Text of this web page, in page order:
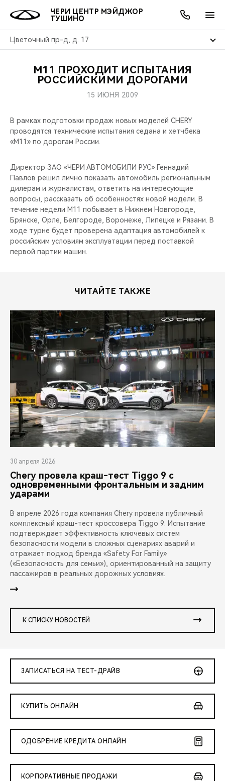
ЧЕРИ ЦЕНТР МЭЙДЖОР
ТУШИНО
Цветочный пр-д, д. 17
МОДЕЛИ
КРОССОВЕРЫ
НОВИНКИ
ПОКУПАТЕЛЯМ
КРЕДИТ И СТРАХОВАНИЕ
ВЛАДЕЛЬЦАМ
ЗАПЧАСТИ И АКСЕССУАРЫ
CHERY CONNECT
МИР CHERY
О БРЕНДЕ
ЛЮДИ CHERY
БЛАГОТВОРИТЕЛЬНОСТЬ
CHERY REMOTE
CHERY И СПОРТ
CHERY ДЛЯ ДЕТЕЙ
АКЦИИ
ОНЛАЙН СЕРВИСЫ
КРЕДИТ
О КОМПАНИИ
МЫ В СОЦСЕТЯХ
М11 ПРОХОДИТ ИСПЫТАНИЯ
РОССИЙСКИМИ ДОРОГАМИ
15 ИЮНЯ 2009
В рамках подготовки продаж новых моделей CHERY
проводятся технические испытания седана и хетчбека
«М11» по дорогам России.
Директор ЗАО «ЧЕРИ АВТОМОБИЛИ РУС» Геннадий
Павлов решил лично показать автомобиль региональным
дилерам и журналистам, ответить на интересующие
вопросы, рассказать об особенностях новой модели. В
течение недели М11 побывает в Нижнем Новгороде,
Брянске, Орле, Белгороде, Воронеже, Липецке и Рязани. В
ходе турне будет проверена адаптация автомобилей к
российским условиям эксплуатации перед поставкой
первой партии машин.
ЧИТАЙТЕ ТАКЖЕ
30 апреля 2026
Chery провела краш-тест Tiggo 9 с
одновременными фронтальным и задним
ударами
В апреле 2026 года компания Chery провела публичный
комплексный краш-тест кроссовера Tiggo 9. Испытание
подтверждает эффективность ключевых систем
безопасности модели в сложных сценариях аварий и
отражает подход бренда «Safety For Family»
(«Безопасность для семьи»), ориентированный на защиту
пассажиров в реальных дорожных условиях.
К СПИСКУ НОВОСТЕЙ
ЗАПИСАТЬСЯ НА ТЕСТ-ДРАЙВ
КУПИТЬ ОНЛАЙН
ОДОБРЕНИЕ КРЕДИТА ОНЛАЙН
КОРПОРАТИВНЫЕ ПРОДАЖИ